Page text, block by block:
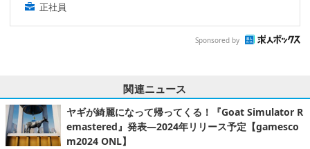
正社員
Sponsored by
関連ニュース
ヤギが綺麗になって帰ってくる！『Goat Simulator R
emastered』発表―2024年リリース予定【gamesco
m2024 ONL】